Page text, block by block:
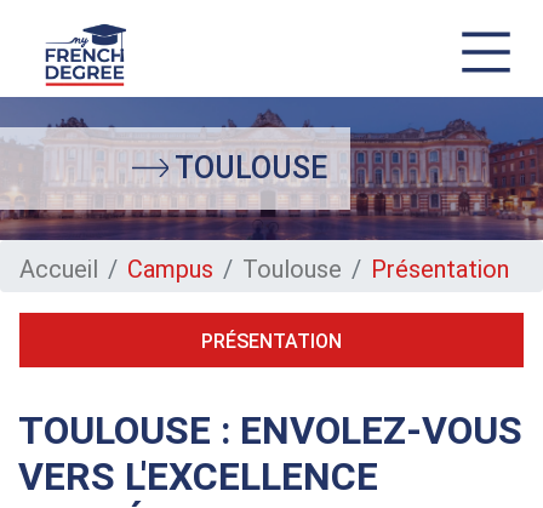
au
contenu
principal
TOULOUSE
Accueil Campus Toulouse Présentation
PRÉSENTATION
TOULOUSE : ENVOLEZ-VOUS
VERS L'EXCELLENCE